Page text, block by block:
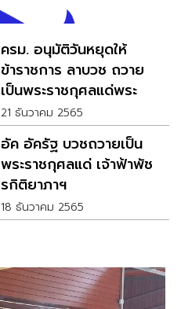
ครม. อนุมัติวันหยุดให้
ข้าราชการ ลาบวช ถวาย
เป็นพระราชกุศลแด่พระ
องค์ภาฯ
21 ธันวาคม 2565
อัค อัครัฐ บวชถวายเป็น
พระราชกุศลแด่ เจ้าฟ้าพัช
รกิติยาภาฯ
18 ธันวาคม 2565